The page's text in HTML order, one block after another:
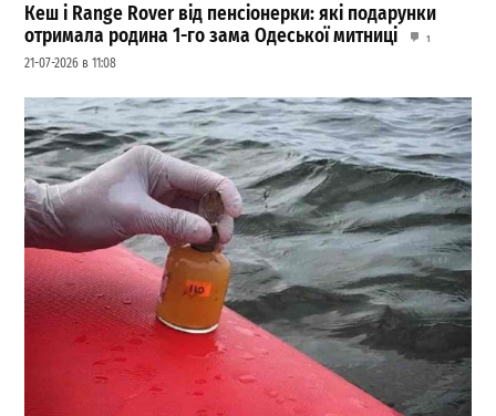
Кеш і Range Rover від пенсіонерки: які подарунки
отримала родина 1-го зама Одеської митниці
1
21-07-2026 в 11:08